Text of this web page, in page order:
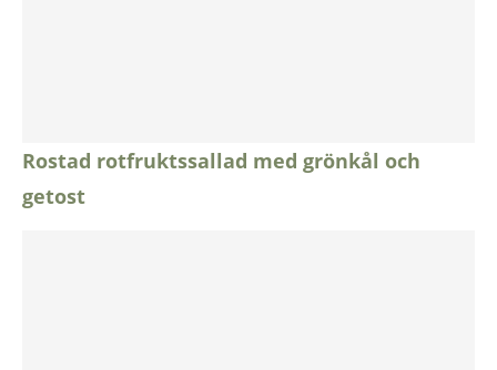
Rostad rotfruktssallad med grönkål och
getost